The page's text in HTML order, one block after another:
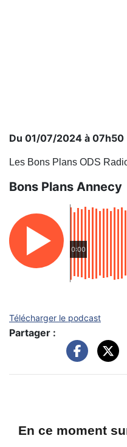
Du 01/07/2024 à 07h50
Les Bons Plans ODS
Bons Plans Annecy
0:00
Télécharger le podcast
Partager :
En ce moment